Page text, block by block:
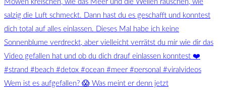
Wem ist es aufgefallen? 😱 Was meint er denn jetzt